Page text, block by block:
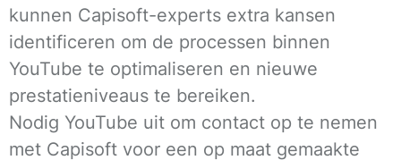
kunnen Capisoft-experts extra kansen
identificeren om de processen binnen
YouTube te optimaliseren en nieuwe
prestatieniveaus te bereiken.
Nodig YouTube uit om contact op te nemen
met Capisoft voor een op maat gemaakte